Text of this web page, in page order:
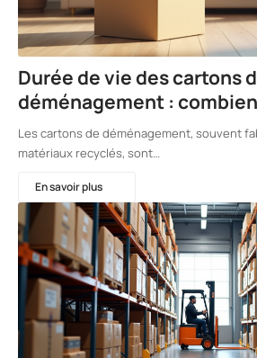
Durée de vie des cartons
déménagement :
Les cartons de déménagement, souvent
matériaux recyclés, sont…
En savoir plus